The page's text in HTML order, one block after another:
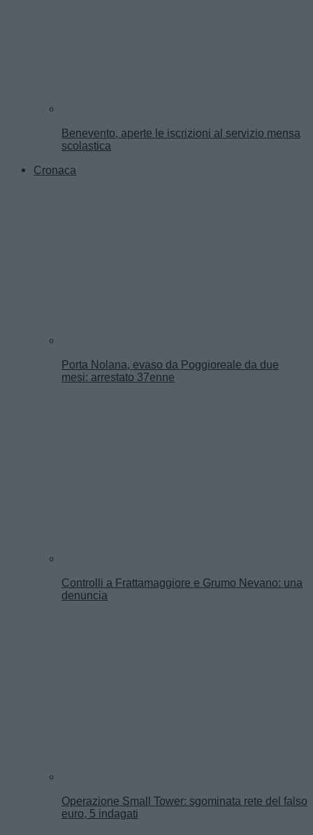
Benevento, aperte le iscrizioni al servizio mensa
scolastica
Cronaca
Porta Nolana, evaso da Poggioreale da due
mesi: arrestato 37enne
Controlli a Frattamaggiore e Grumo Nevano: una
denuncia
Operazione Small Tower: sgominata rete del falso
euro, 5 indagati